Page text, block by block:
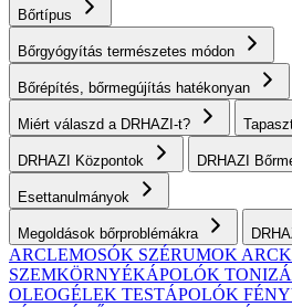
Bőrtípus
Bőrgyógyítás természetes módon
Bőrépítés, bőrmegújítás hatékonyan
Miért válaszd a DRHAZI-t?
DRHAZI Központok DRHAZI
Esettanulmányok
Megoldások bőrproblémákra
ARCLEMOSÓK SZÉRUMOK
SZEMKÖRNYÉKÁPOLÓK
OLEOGÉLEK TESTÁPOLÓK